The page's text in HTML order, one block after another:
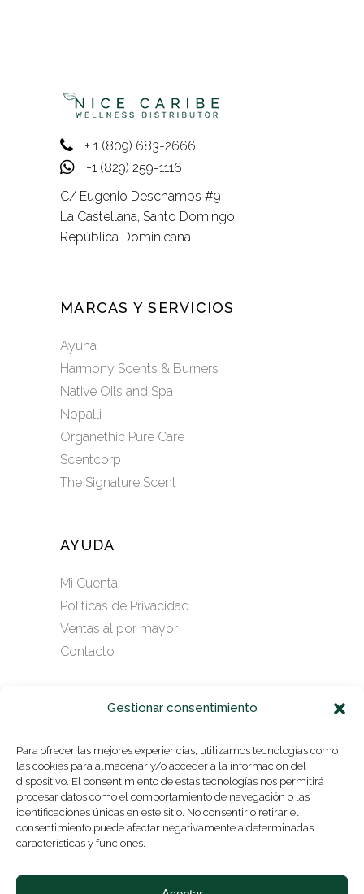
Gestionar consentimiento
Para ofrecer las mejores experiencias, utilizamos tecnologías como
las cookies para almacenar y/o acceder a la información del
dispositivo. El consentimiento de estas tecnologías nos permitirá
procesar datos como el comportamiento de navegación o las
identificaciones únicas en este sitio. No consentir o retirar el
consentimiento puede afectar negativamente a determinadas
características y funciones.
+ 1 (809) 683-2666
+1 (829) 259-1116
C/ Eugenio Deschamps #9
La Castellana, Santo Domingo
República Dominicana
MARCAS Y SERVICIOS
Ayuna
Harmony Scents & Burners
Native Oils and Spa
Nopalli
Organethic Pure Care
Scentcorp
The Signature Scent
AYUDA
Mi Cuenta
Políticas de Privacidad
Ventas al por mayor
Contacto
SUSCRÍBASE A NUESTRO
ENVIAR